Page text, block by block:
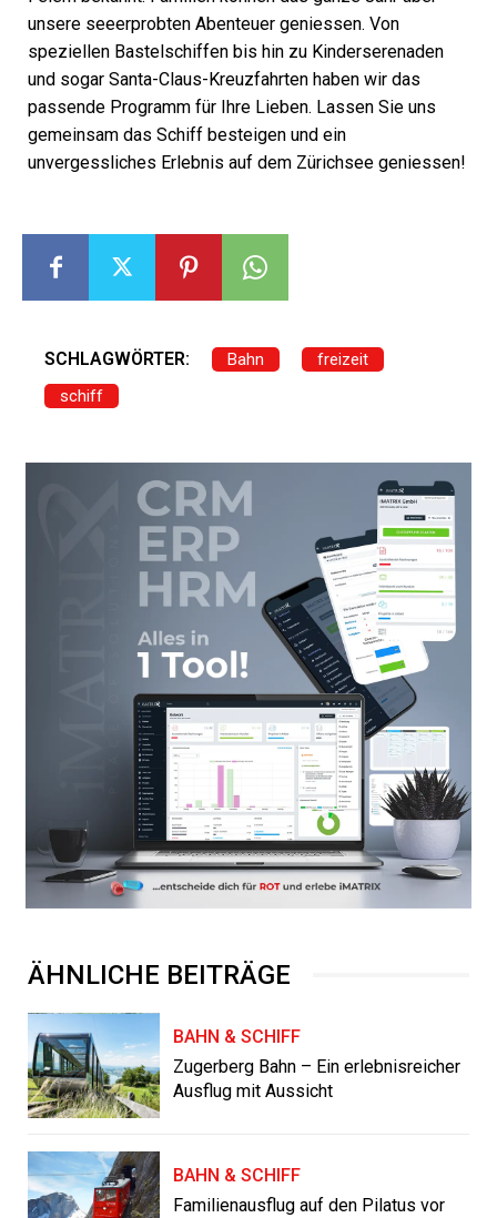
unsere seeerprobten Abenteuer geniessen. Von
speziellen Bastelschiffen bis hin zu Kinderserenaden
und sogar Santa-Claus-Kreuzfahrten haben wir das
passende Programm für Ihre Lieben. Lassen Sie uns
gemeinsam das Schiff besteigen und ein
unvergessliches Erlebnis auf dem Zürichsee geniessen!
SCHLAGWÖRTER: Bahn
freizeit
schiff
ÄHNLICHE BEITRÄGE
BAHN & SCHIFF
Zugerberg Bahn – Ein erlebnisreicher
Ausflug mit Aussicht
BAHN & SCHIFF
Familienausflug auf den Pilatus vor